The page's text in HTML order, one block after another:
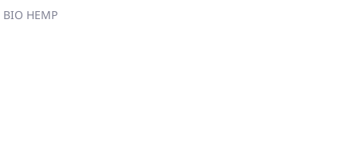
BIO HEMP